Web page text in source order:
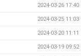
2024-03-26 17:40
2024-03-25 11:03
2024-03-20 11:11
2024-03-19 09:52